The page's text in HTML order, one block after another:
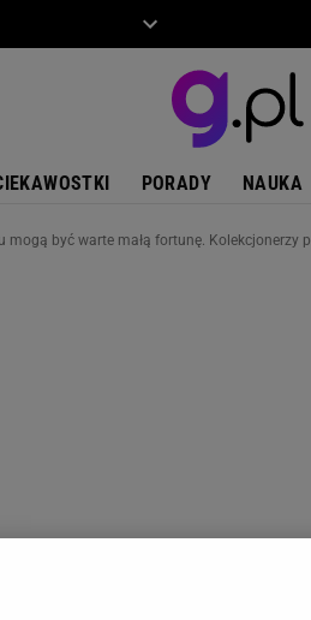
PORADY NAUKA
mogą być warte małą fortunę. Kolekcjonerzy